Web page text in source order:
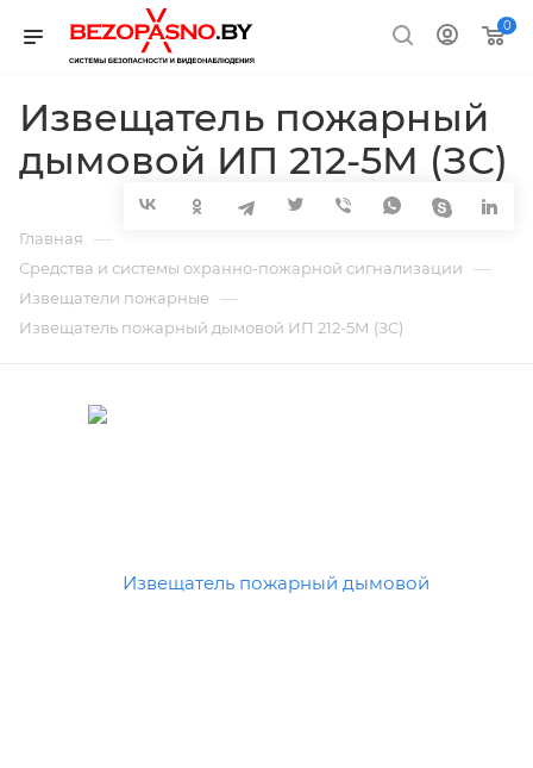
0
Извещатель пожарный
дымовой ИП 212-5М (ЗС)
Главная —
Средства и системы охранно-пожарной сигнализации —
Извещатели пожарные —
Извещатель пожарный дымовой ИП 212-5М (ЗС)